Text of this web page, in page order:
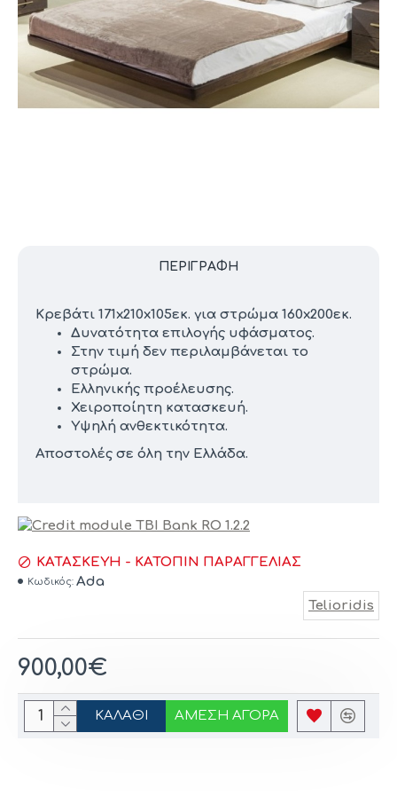
ΠΕΡΙΓΡΑΦΉ
Κρεβάτι 171x210x105εκ. για στρώμα 160x200εκ.
Δυνατότητα επιλογής υφάσματος.
Στην τιμή δεν περιλαμβάνεται το
στρώμα.
Ελληνικής προέλευσης.
Χειροποίητη κατασκευή.
Υψηλή ανθεκτικότητα.
Αποστολές σε όλη την Ελλάδα.
900,00€
ΚΑΤΑΣΚΕΥΉ - ΚΑΤΌΠΙΝ ΠΑΡΑΓΓΕΛΊΑΣ
Κωδικός: Ada
Telioridis
ΚΑΛΆΘΙ ΆΜΕΣΗ ΑΓΟΡΆ